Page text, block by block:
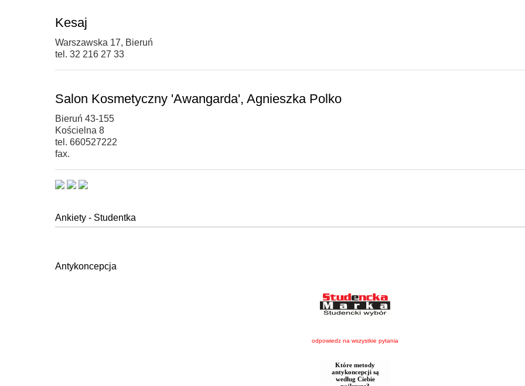
Kesaj
Warszawska 17, Bieruń
tel. 32 216 27 33
Salon Kosmetyczny 'Awangarda', Agnieszka Polko
Bieruń 43-155
Kościelna 8
tel. 660527222
fax.
Ankiety - Studentka
Antykoncepcja
odpowiedz na wszystkie pytania